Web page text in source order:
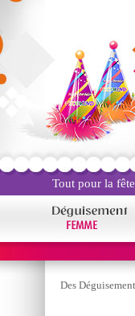
Tout pour la fête
Des